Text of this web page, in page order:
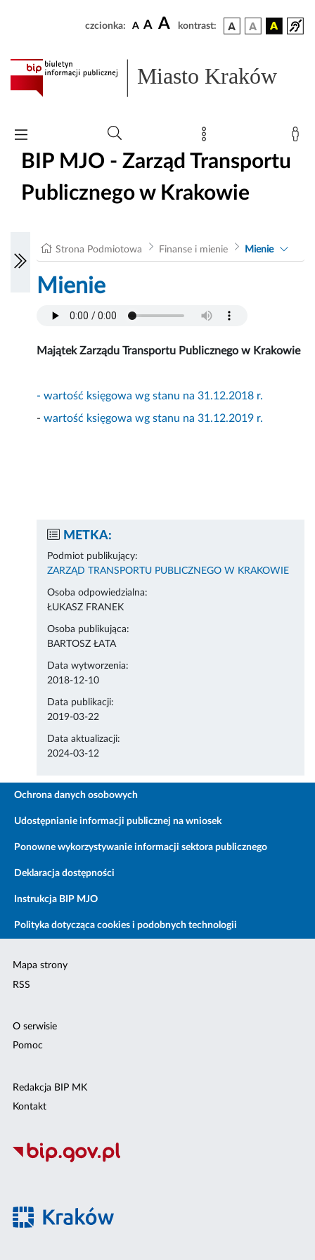
czcionka: A A A kontrast:
Miasto Kraków
BIP MJO - Zarząd Transportu
Publicznego w Krakowie
Strona Podmiotowa Finanse i mienie Mienie
Mienie
Majątek Zarządu Transportu Publicznego w Krakowie
- wartość księgowa wg stanu na 31.12.2018 r.
-wartość księgowa wg stanu na 31.12.2019 r.
METKA:
Podmiot publikujący:
ZARZĄD TRANSPORTU PUBLICZNEGO W KRAKOWIE
Osoba odpowiedzialna:
ŁUKASZ FRANEK
Osoba publikująca:
BARTOSZ ŁATA
Data wytworzenia:
2018-12-10
Data publikacji:
2019-03-22
Data aktualizacji:
2024-03-12
Ochrona danych osobowych
Udostępnianie informacji publicznej na wniosek
Ponowne wykorzystywanie informacji sektora publicznego
Deklaracja dostępności
Instrukcja BIP MJO
Polityka dotycząca cookies i podobnych technologii
Mapa strony
RSS
O serwisie
Pomoc
Redakcja BIP MK
Kontakt